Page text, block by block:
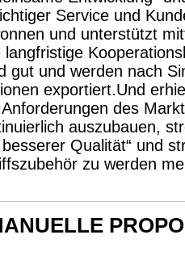
Service und
und unterstützt
langfristige
gut und werden nach
exportiert.Und
des
auszubauen,
Qualität“ und
zu werden